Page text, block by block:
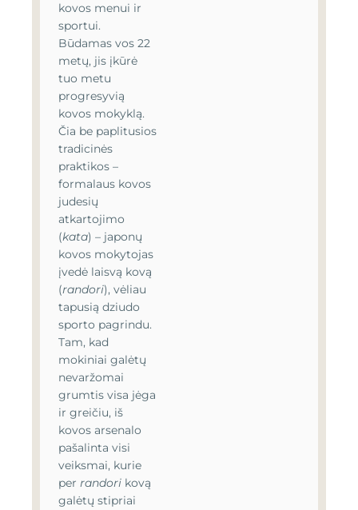
kovos menui ir
sportui.
Būdamas vos 22
metų, jis įkūrė
tuo metu
progresyvią
kovos mokyklą.
Čia be paplitusios
tradicinės
praktikos –
formalaus kovos
judesių
atkartojimo
(kata) – japonų
kovos mokytojas
įvedė laisvą kovą
(randori), vėliau
tapusią dziudo
sporto pagrindu.
Tam, kad
mokiniai galėtų
nevaržomai
grumtis visa jėga
ir greičiu, iš
kovos arsenalo
pašalinta visi
veiksmai, kurie
perrandori kovą
galėtų stipriai